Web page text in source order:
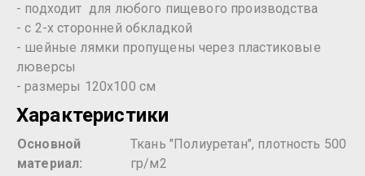
- подходит для любого пищевого производства
- с 2-х сторонней обкладкой
- шейные лямки пропущены через пластиковые
люверсы
- размеры 120х100 см
Характеристики
Основной
материал:
Ткань "Полиуретан", плотность 500
гр/м2